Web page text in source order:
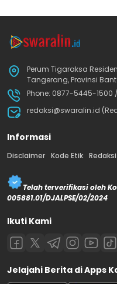
Perum Tigaraksa
Tangerang, Provinsi
Phone: 0877-5445-1500
redaksi@swaralin.id
Informasi
Disclaimer Kode Etik Redaksi
Telah terverifikasi oleh
005881.01/DJALPSE/02/2024
Ikuti Kami
Jelajahi Berita di Apps